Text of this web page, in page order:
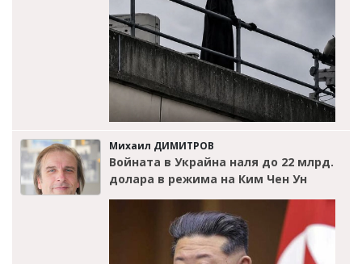
Михаил ДИМИТРОВ
Войната в Украйна наля до 22 млрд.
долара в режима на Ким Чен Ун